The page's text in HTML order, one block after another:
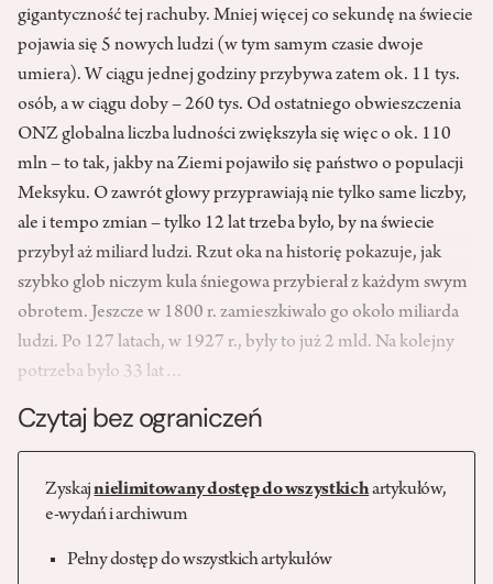
gigantyczność tej rachuby. Mniej więcej co sekundę na świecie
pojawia się 5 nowych ludzi (w tym samym czasie dwoje
umiera). W ciągu jednej godziny przybywa zatem ok. 11 tys.
osób, a w ciągu doby – 260 tys. Od ostatniego obwieszczenia
ONZ globalna liczba ludności zwiększyła się więc o ok. 110
mln – to tak, jakby na Ziemi pojawiło się państwo o populacji
Meksyku. O zawrót głowy przyprawiają nie tylko same liczby,
ale i tempo zmian – tylko 12 lat trzeba było, by na świecie
przybył aż miliard ludzi. Rzut oka na historię pokazuje, jak
szybko glob niczym kula śniegowa przybierał z każdym swym
obrotem. Jeszcze w 1800 r. zamieszkiwało go około miliarda
ludzi. Po 127 latach, w 1927 r., były to już 2 mld. Na kolejny
potrzeba było 33 lat…
Czytaj bez ograniczeń
Zyskajnielimitowany dostęp do wszystkichartykułów,
e-wydań i archiwum
Pełny dostęp do wszystkich artykułów